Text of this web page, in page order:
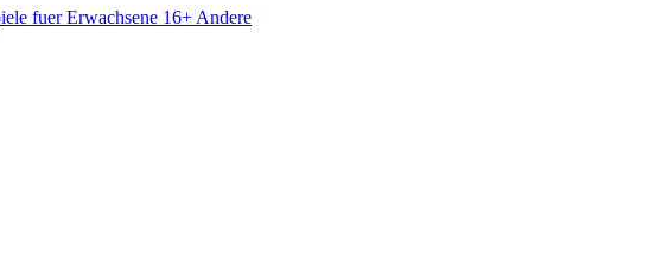
fuer Erwachsene 16+ Andere